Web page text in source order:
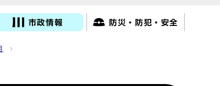
市政情報 防災・防犯・安全